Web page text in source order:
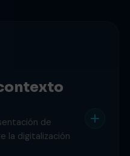
de
la digitalización